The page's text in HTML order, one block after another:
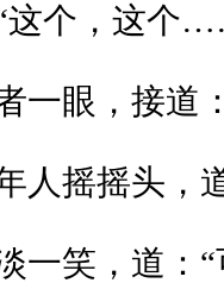
这个，这个
一眼，接道
人摇摇头，
一笑，道：